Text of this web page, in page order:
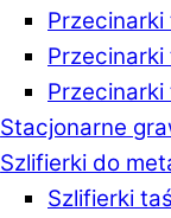
Przecinarki
Przecinarki
Przecinarki
Stacjonarne
Szlifierki do
Szlifierki